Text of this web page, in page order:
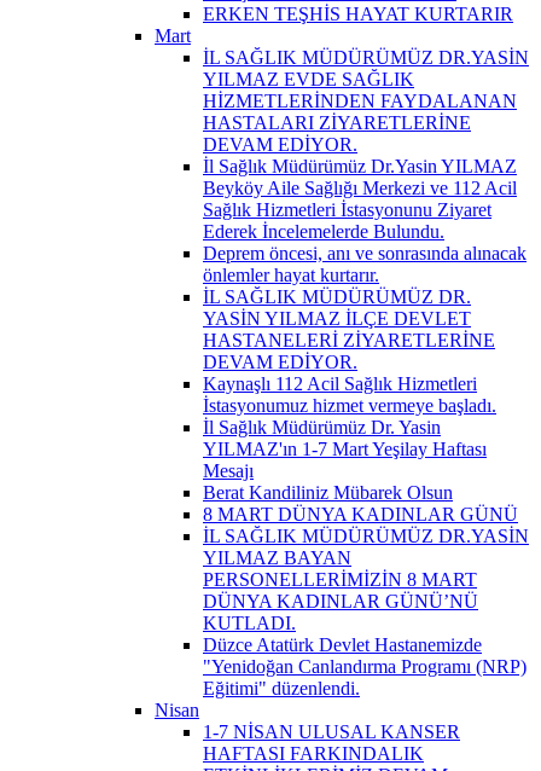
ERKEN TEŞHİS HAYAT KURTARIR
Mart
İL SAĞLIK MÜDÜRÜMÜZ DR.YASİN
YILMAZ EVDE SAĞLIK
HİZMETLERİNDEN FAYDALANAN
HASTALARI ZİYARETLERİNE
DEVAM EDİYOR.
İl Sağlık Müdürümüz Dr.Yasin YILMAZ
Beyköy Aile Sağlığı Merkezi ve 112 Acil
Sağlık Hizmetleri İstasyonunu Ziyaret
Ederek İncelemelerde Bulundu.
Deprem öncesi, anı ve sonrasında alınacak
önlemler hayat kurtarır.
İL SAĞLIK MÜDÜRÜMÜZ DR.
YASİN YILMAZ İLÇE DEVLET
HASTANELERİ ZİYARETLERİNE
DEVAM EDİYOR.
Kaynaşlı 112 Acil Sağlık Hizmetleri
İstasyonumuz hizmet vermeye başladı.
İl Sağlık Müdürümüz Dr. Yasin
YILMAZ'ın 1-7 Mart Yeşilay Haftası
Mesajı
Berat Kandiliniz Mübarek Olsun
8 MART DÜNYA KADINLAR GÜNÜ
İL SAĞLIK MÜDÜRÜMÜZ DR.YASİN
YILMAZ BAYAN
PERSONELLERİMİZİN 8 MART
DÜNYA KADINLAR GÜNÜ’NÜ
KUTLADI.
Düzce Atatürk Devlet Hastanemizde
"Yenidoğan Canlandırma Programı (NRP)
Eğitimi" düzenlendi.
Nisan
1-7 NİSAN ULUSAL KANSER
HAFTASI FARKINDALIK